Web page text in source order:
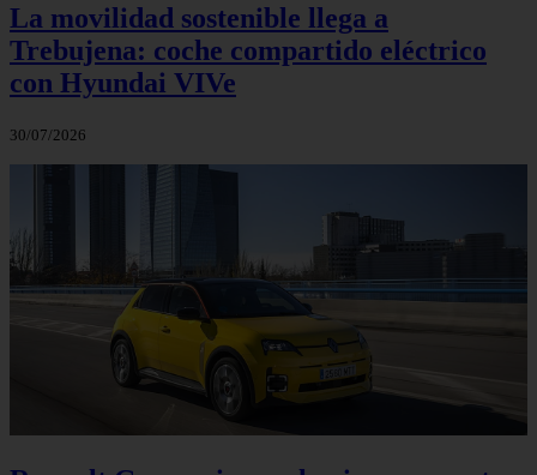
La movilidad sostenible llega a
Trebujena: coche compartido eléctrico
con Hyundai VIVe
30/07/2026